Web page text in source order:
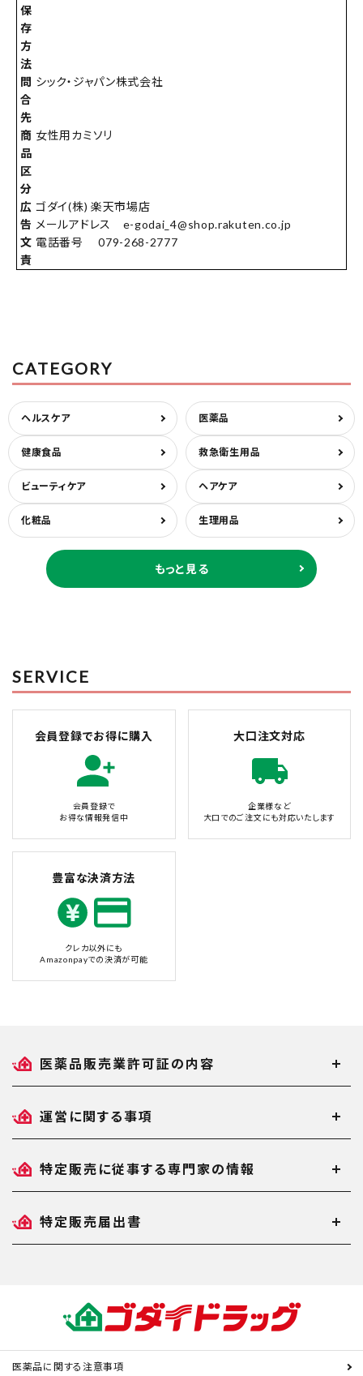
保
存
方
法
問
合
先
シック・ジャパン株式会社
商
品
区
分
女性用カミソリ
広
告
文
責
ゴダイ(株) 楽天市場店
メールアドレス e-godai_4@shop.rakuten.co.jp
電話番号 079-268-2777
CATEGORY
ヘルスケア 医薬品
健康食品 救急衛生用品
ビューティケア ヘアケア
化粧品 生理用品
もっと見る
SERVICE
会員登録でお得に購入
会員登録で
お得な情報発信中
大口注文対応
企業様など
大口でのご注文にも対応いたします
豊富な決済方法
クレカ以外にも
Amazonpayでの決済が可能
医薬品販売業許可証の内容
運営に関する事項
特定販売に従事する専門家の情報
特定販売届出書
医薬品に関する注意事項